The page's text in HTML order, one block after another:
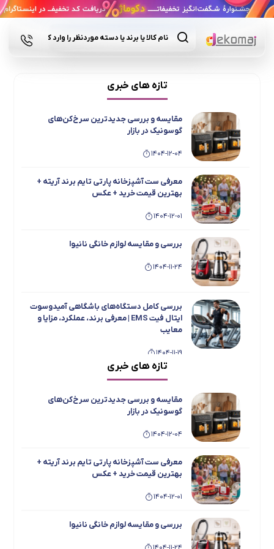
search
تازه های خبری
مقایسه و بررسی جدیدترین سرخ‌کن‌های
گوسونیک در بازار
1404-12-04
معرفی ست آشپزخانه پارتی تایم برند آریته +
بهترین قیمت خرید + عکس
1404-12-01
بررسی و مقایسه لوازم خانگی نانیوا
1404-11-24
بررسی کامل دستگاه‌های باشگاهی آمیدوسوت
ایتال فیت EMS | معرفی برند، عملکرد، مزایا و
معایب
1404-11-19
1404-11-15
معرفی اسپرسو ساز ها و چای ساز های بویانت
1404-08-19
تازه های خبری
مقایسه و بررسی جدیدترین سرخ‌کن‌های
گوسونیک در بازار
1404-12-04
معرفی ست آشپزخانه پارتی تایم برند آریته +
بهترین قیمت خرید + عکس
1404-12-01
بررسی و مقایسه لوازم خانگی نانیوا